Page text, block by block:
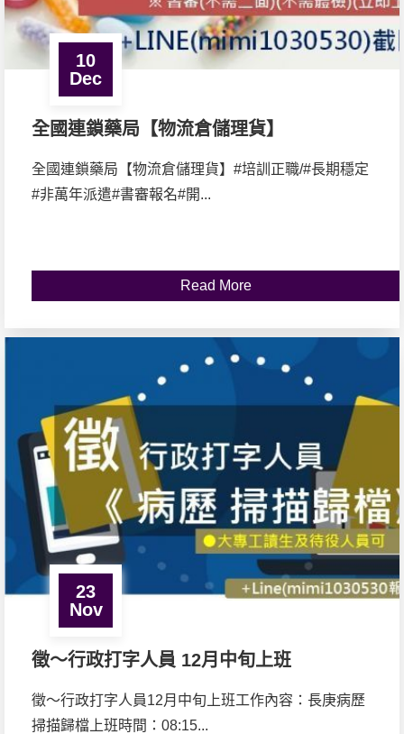
10
Dec
全國連鎖藥局【物流倉儲理貨】
全國連鎖藥局【物流倉儲理貨】#培訓正職/#長期穩定
#非萬年派遣#書審報名#開...
Read More
23
Nov
徵～行政打字人員 12月中旬上班
徵～行政打字人員12月中旬上班工作內容：長庚病歷
掃描歸檔上班時間：08:15...